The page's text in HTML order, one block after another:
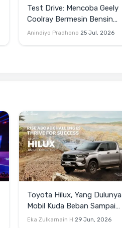
Test Drive: Mencoba Geely
Coolray Bermesin Bensin
Turbo di Sirkuit Mandalika
Anindiyo Pradhono 25 Jul, 2026
Toyota Hilux, Yang Dulunya
Mobil Kuda Beban Sampai
Jadi Lifestyle
Eka Zulkarnain H 29 Jun, 2026